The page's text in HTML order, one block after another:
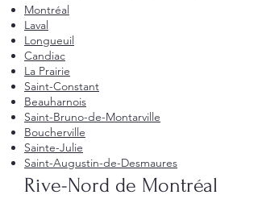
Montréal
Laval
Longueuil
Candiac
La Prairie
Saint-Constant
Beauharnois
Saint-Bruno-de-Montarville
Boucherville
Sainte-Julie
Saint-Augustin-de-Desmaures
Rive-Nord de Montréal